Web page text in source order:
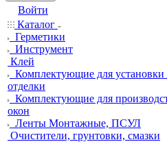
Войти
Каталог
Герметики
Инструмент
Клей
Комплектующие для установки
отделки
Комплектующие для
окон
Ленты Монтажные, ПСУЛ
Очистители, грунтовки, смазки